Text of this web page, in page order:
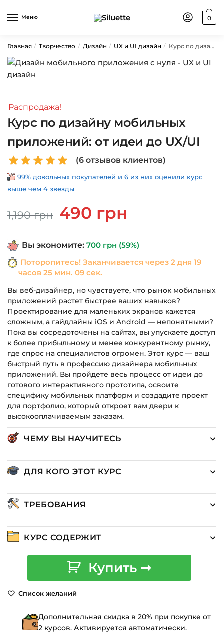
Меню 0
Главная / Творчество / Дизайн / UX и UI дизайн / Курс по дизайну мобильных приложений: от идеи до UX/UI
Распродажа!
Курс по дизайну мобильных
приложений: от идеи до UX/UI
(6отзывов клиентов)
99% довольных покупателей и 6 из них оценили курс
выше чем 4 звезды
1,190грн
Первоначальная
цена
1,190 грн.
490 грн
Вы экономите: 700 грн (59%)
Поторопитесь! Заканчивается через 2 дня 19
часов 25 мин. 08 сек.
Вы веб-дизайнер, но чувствуете, что рынок мобильных
приложений растет быстрее ваших навыков?
Проектирование для маленьких экранов кажется
сложным, а гайдлайны iOS и Android — непонятными?
Пока вы сосредоточены на сайтах, вы упускаете доступ
к более прибыльному и менее конкурентному рынку,
где спрос на специалистов огромен. Этот курс — ваш
быстрый путь в профессию дизайнера мобильных
приложений. Вы пройдете весь процесс от идеи до
готового интерактивного прототипа, освоите
специфику мобильных платформ и создадите проект
для портфолио, который откроет вам двери к
высокооплачиваемым заказам.
ЧЕМУ ВЫ НАУЧИТЕСЬ
ДЛЯ КОГО ЭТОТ КУРС
ТРЕБОВАНИЯ
КУРС СОДЕРЖИТ
по
мобильных
приложений:
Купить ➞
Список желаний
Дополнительная скидка в 20% при покупке от
2 курсов. Активируется автоматически.